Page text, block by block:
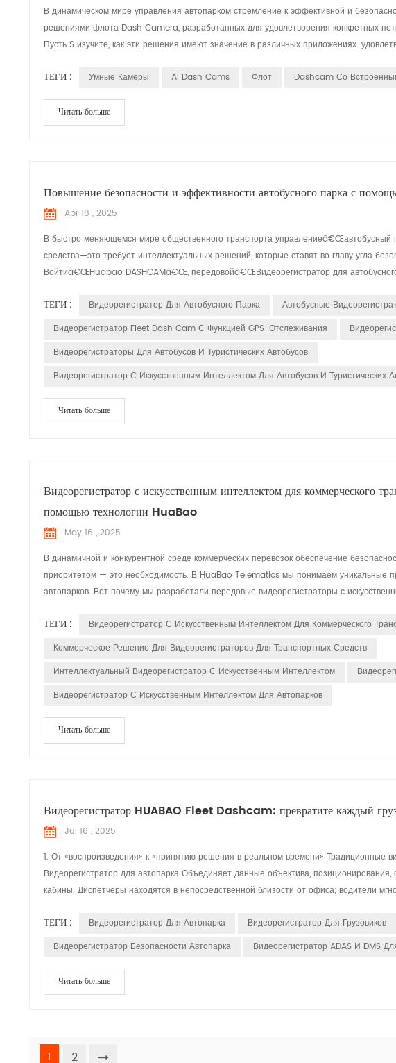
В динамическом мире управления автопарком стремление к эффективной и
решениями флота Dash Camera, разработанных для удовлетворения конкретных
Пусть S изучите, как эти решения имеют значение в различных приложениях.
ТЕГИ : Умные Камеры AI Dash Cams Флот Dashcam Со
Читать больше
Повышение безопасности и эффективности автобусного парка с
Apr 18 , 2025
В быстро меняющемся мире общественного транспорта
средства—это требует интеллектуальных решений, которые ставят во главу угла
Войтиâ€ŒHuabao DASHCAMâ€Œ, передовойâ€ŒВидеорегистратор для
ТЕГИ : Видеорегистратор Для Автобусного Парка
Автобусные
Видеорегистратор Fleet Dash Cam С Функцией GPS-Отслеживания
Видеорегистраторы Для Автобусов И Туристических Автобусов
Видеорегистратор С Искусственным Интеллектом Для Автобусов И Туристических
Читать больше
Видеорегистратор с искусственным интеллектом для коммерческого
помощью технологии HuaBao
May 16 , 2025
В динамичной и конкурентной среде коммерческих перевозок обеспечение
приоритетом — это необходимость. В HuaBao Telematics мы понимаем уникальные
автопарков. Вот почему мы разработали передовые видеорегистраторы с
ТЕГИ : Видеорегистратор С Искусственным Интеллектом Для Коммерческого
Коммерческое Решение Для Видеорегистраторов Для Транспортных Средств
Интеллектуальный Видеорегистратор С Искусственным Интеллектом
Видеорегистратор С Искусственным Интеллектом Для Автопарков
Читать больше
Видеорегистратор HUABAO Fleet Dashcam: превратите каждый
Jul 16 , 2025
1. От «воспроизведения» к «принятию решения в реальном времени» Традиционные
Видеорегистратор для автопарка Объединяет данные объектива,
кабины. Диспетчеры находятся в непосредственной близости от офиса; водители
ТЕГИ : Видеорегистратор Для Автопарка Видеорегистратор Для Грузовиков
Видеорегистратор Безопасности Автопарка
Видеорегистратор ADAS И DMS
Читать больше
1 2